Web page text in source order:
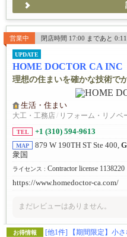
営業中 閉店時間 17:00 まであと
UPDATE
HOME DOCTOR CA INC
理想の住まいを確かな技術で
生活・住まい
大工・工務店/ リフォーム・リノベ
TEL +1 (310) 594-9613
MAP 879 W 190TH ST Ste 400,
衆国
ライセンス : Contractor license 1138220
https://www.homedoctor-ca.com/
まだレビューはありません。
お得情報 [他1件] 【期間限定】小